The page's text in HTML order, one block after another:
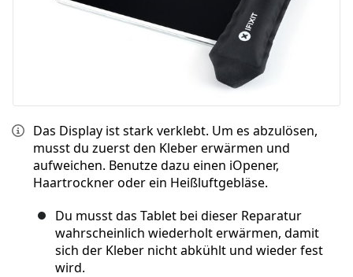
Das Display ist stark verklebt. Um es abzulösen,
musst du zuerst den Kleber erwärmen und
aufweichen. Benutze dazu einen iOpener,
Haartrockner oder ein Heißluftgebläse.
Du musst das Tablet bei dieser Reparatur
wahrscheinlich wiederholt erwärmen, damit
sich der Kleber nicht abkühlt und wieder fest
wird.